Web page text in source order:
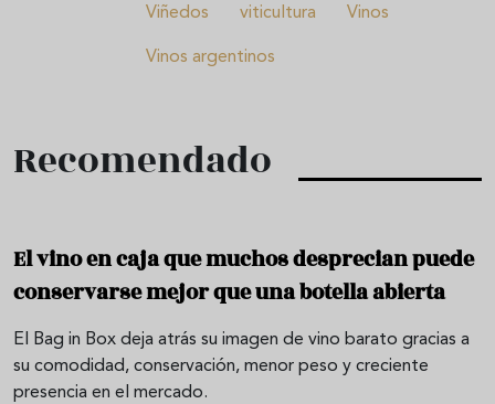
Viñedos viticultura Vinos
Vinos argentinos
Recomendado
El vino en caja que muchos desprecian puede
conservarse mejor que una botella abierta
El Bag in Box deja atrás su imagen de vino barato gracias a
su comodidad, conservación, menor peso y creciente
presencia en el mercado.